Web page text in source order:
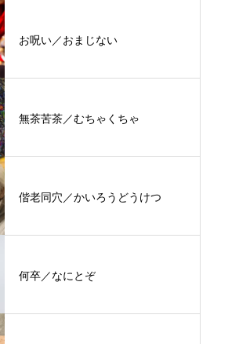
お呪い／おまじない
無茶苦茶／むちゃくちゃ
偕老同穴／かいろうどうけつ
何卒／なにとぞ